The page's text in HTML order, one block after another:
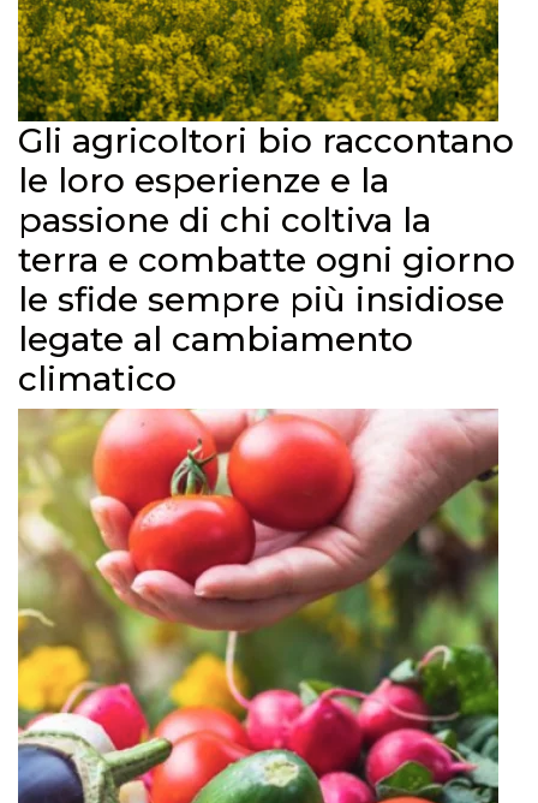
Gli agricoltori bio raccontano
le loro esperienze e la
passione di chi coltiva la
terra e combatte ogni giorno
le sfide sempre più insidiose
legate al cambiamento
climatico